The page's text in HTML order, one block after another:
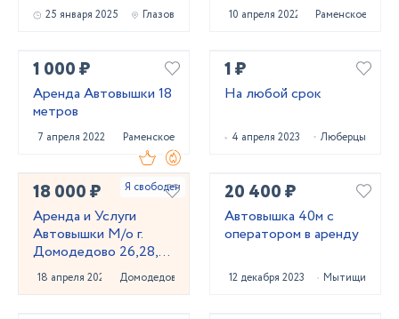
25 января 2025 Глазов 10 апреля 2022 Раменское
1 000 ₽
Аренда Автовышки 18
метров
7 апреля 2022 Раменское
1 ₽
На любой срок
4 апреля 2023 Люберцы
18 000 ₽
Аренда и Услуги
Автовышки М/о г.
Домодедово 26,28,32
место
18 апреля 2023 Домодедово
20 400 ₽
Автовышка 40м с
оператором в аренду
12 декабря 2023 Мытищи